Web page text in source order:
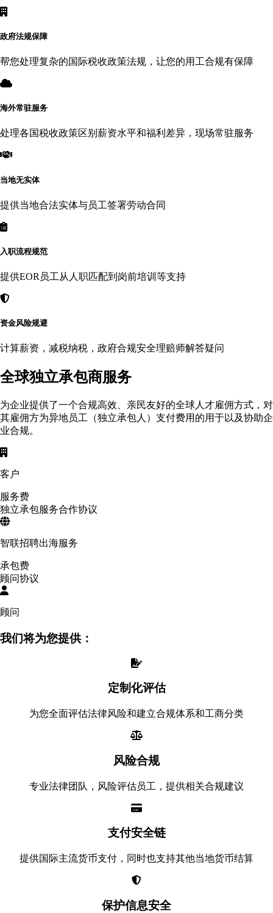
政府法规保障
帮您处理复杂的国际税收政策法规，让您的用工合规有保障
海外常驻服务
处理各国税收政策区别薪资水平和福利差异，现场常驻服务
当地无实体
提供当地合法实体与员工签署劳动合同
入职流程规范
提供EOR员工从人职匹配到岗前培训等支持
资金风险规避
计算薪资，减税纳税，政府合规安全理赔师解答疑问
全球独立承包商服务
为企业提供了一个合规高效、亲民友好的全球人才雇佣方式，对
其雇佣方为异地员工（独立承包人）支付费用的用于以及协助企
业合规。
客户
服务费
独立承包服务合作协议
智联招聘出海服务
承包费
顾问协议
顾问
我们将为您提供：
定制化评估
为您全面评估法律风险和建立合规体系和工商分类
风险合规
专业法律团队，风险评估员工，提供相关合规建议
支付安全链
提供国际主流货币支付，同时也支持其他当地货币结算
保护信息安全